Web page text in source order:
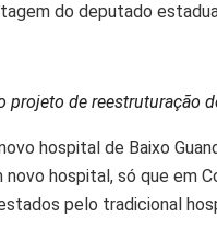
do deputado
projeto de reestruturação
hospital de Baixo
hospital, só que em
pelo tradicional